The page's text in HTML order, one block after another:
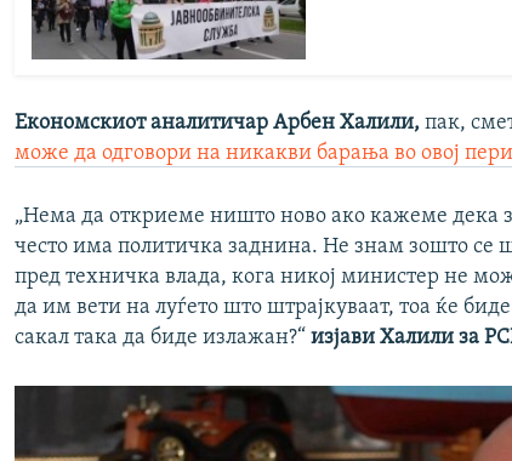
Економскиот аналитичар Арбен Халили,пак,
може да одговори на никакви барања во овој
„Нема да откриеме ништо ново ако кажеме дека
често има политичка заднина. Не знам зошто се
пред техничка влада, кога никој министер не
да им вети на луѓето што штрајкуваат, тоа ќе
сакал така да биде излажан?“изјави Халили за